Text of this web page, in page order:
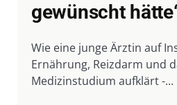
gewünscht
Wie eine junge Ärztin auf
Ernährung, Reizdarm und
Medizinstudium aufklärt -...